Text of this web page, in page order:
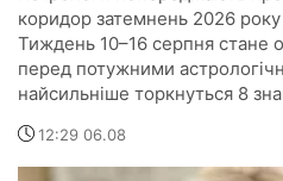
коридор затемнень 2026
Тиждень 10–16 серпня стане
перед потужними
найсильніше торкнуться 8
12:29 06.08